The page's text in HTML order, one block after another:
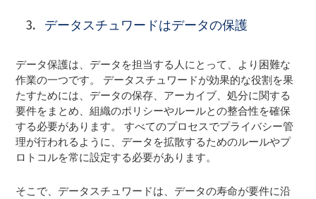
データスチュワードはデータの保護
データ保護は、データを担当する人にとって、より困難な
作業の一つです。 データスチュワードが効果的な役割を果
たすためには、データの保存、アーカイブ、処分に関する
要件をまとめ、組織のポリシーやルールとの整合性を確保
する必要があります。 すべてのプロセスでプライバシー管
理が行われるように、データを拡散するためのルールやプ
ロトコルを常に設定する必要があります。
そこで、データスチュワードは、データの寿命が要件に沿